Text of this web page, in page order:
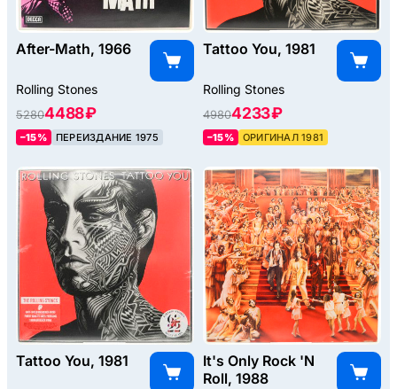
After-Math, 1966
Rolling Stones
52804488 ₽
–15% ПЕРЕИЗДАНИЕ 1975
Tattoo You, 1981
Rolling Stones
49804233 ₽
–15% ОРИГИНАЛ 1981
Tattoo You, 1981
It's Only Rock 'N
Roll, 1988